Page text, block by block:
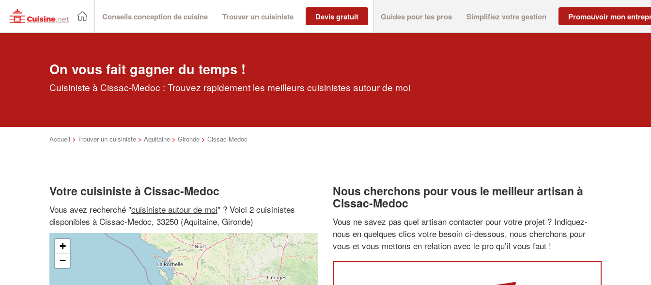
Conseils conception de cuisine Trouver un cuisiniste Devis gratuit Guides pour les pros Simplifiez votre gestion Promouvoir mon
On vous fait gagner du temps !
Cuisiniste à Cissac-Medoc : Trouvez rapidement les meilleurs cuisinistes autour de moi
Accueil > Trouver un cuisiniste > Aquitaine > Gironde > Cissac-Medoc
Votre cuisiniste à Cissac-Medoc
Vous avez recherché "cuisiniste autour de moi" ? Voici 2 cuisinistes
disponibles à Cissac-Medoc, 33250 (Aquitaine, Gironde)
+
−
Nous cherchons pour vous le meilleur artisan à
Cissac-Medoc
Vous ne savez pas quel artisan contacter pour votre projet ? Indiquez-
nous en quelques clics votre besoin ci-dessous, nous cherchons pour
vous et vous mettons en relation avec le pro qu’il vous faut !